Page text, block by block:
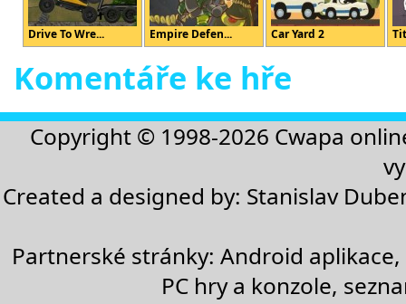
Drive To Wre... Empire Defen... Car Yard 2
Komentáře ke hře
Copyright © 1998-2026 Cwapa
Created a designed by: Stanislav
Partnerské stránky: Android aplikace,
PC hry a konzole,